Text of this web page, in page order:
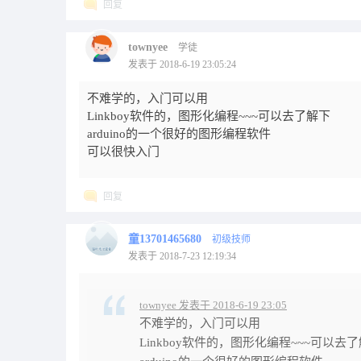
回复
townyee
学徒
发表于 2018-6-19 23:05:24
不难学的，入门可以用
Linkboy软件的，图形化编程~~~可以去了解下
arduino的一个很好的图形编程软件
可以很快入门
回复
童13701465680
初级技师
发表于 2018-7-23 12:19:34
townyee 发表于 2018-6-19 23:05
不难学的，入门可以用
Linkboy软件的，图形化编程~~~可以去